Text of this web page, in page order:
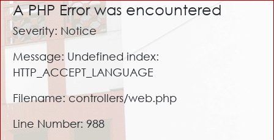
A PHP Error was encountered
Severity: Notice
Message: Undefined index:
HTTP_ACCEPT_LANGUAGE
Filename: controllers/web.php
Line Number: 988